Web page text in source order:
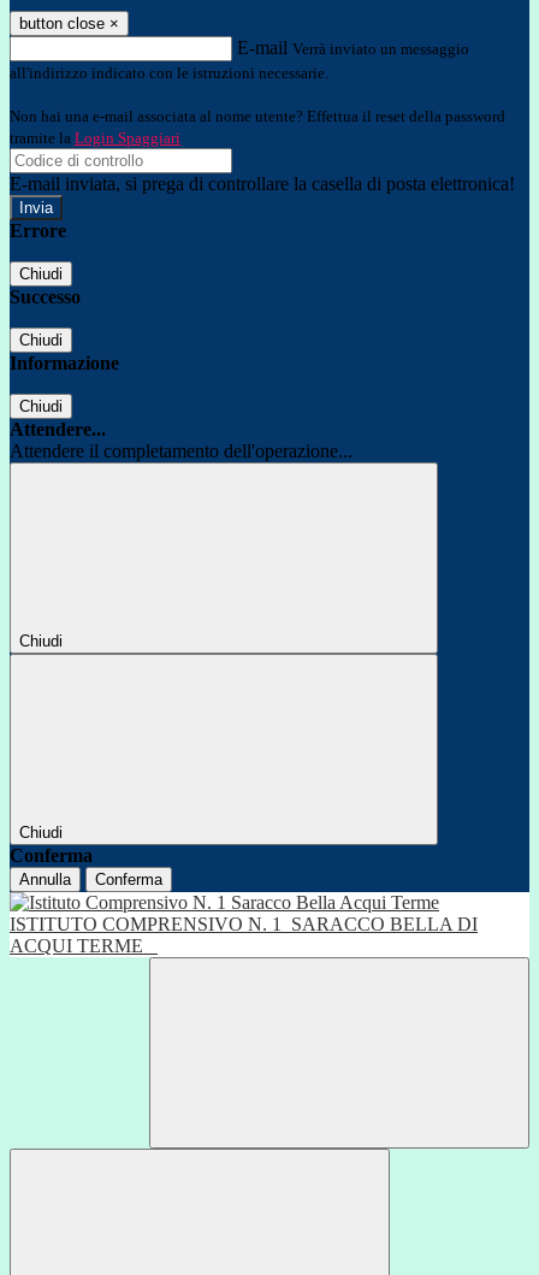
button close ×
E-mail Verrà inviato un messaggio
all'indirizzo indicato con le istruzioni necessarie.
Non hai una e-mail associata al nome utente? Effettua il reset della password
tramite la Login Spaggiari
E-mail inviata, si prega di controllare la casella di posta elettronica!
Errore
Chiudi
Successo
Chiudi
Informazione
Chiudi
Attendere...
Attendere il completamento dell'operazione...
Chiudi
Chiudi
Conferma
Annulla Conferma
ISTITUTO COMPRENSIVO N. 1
SARACCO BELLA DI
ACQUI TERME